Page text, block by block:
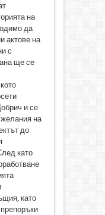
на
да
актове на
с
ще се
и се
желания на
до
като
като